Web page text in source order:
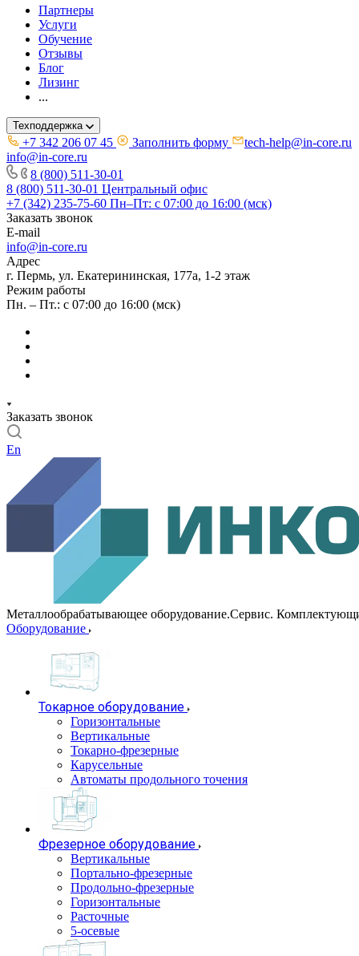
Партнеры
Услуги
Обучение
Отзывы
Блог
Лизинг
...
Техподдержка
+7 342 206 07 45 Заполнить форму
tech-help@in-core.ru
info@in-core.ru
8 (800) 511-30-01
8 (800) 511-30-01 Центральный офис
+7 (342) 235-75-60 Пн–Пт: с 07:00 до 16:00 (мск)
Заказать звонок
E-mail
info@in-core.ru
Адрес
г. Пермь, ул. ​Екатерининская, 177а, ​1-2 этаж
Режим работы
Пн. – Пт.: с 07:00 до 16:00 (мск)
Заказать звонок
En
Металлообрабатывающее оборудование.Сервис.
Оборудование
Токарное оборудование
Горизонтальные
Вертикальные
Токарно-фрезерные
Карусельные
Автоматы продольного точения
Фрезерное оборудование
Вертикальные
Портально-фрезерные
Продольно-фрезерные
Горизонтальные
Расточные
5-осевые